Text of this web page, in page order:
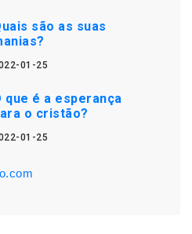
são as suas
01-25
que é a esperança
o cristão?
01-25